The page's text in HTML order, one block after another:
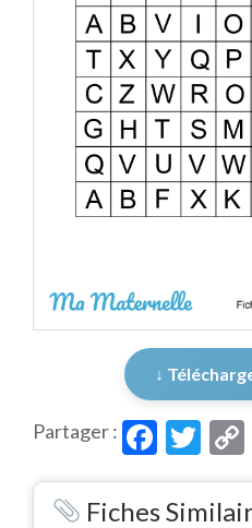
↓
Partager :
Fiches